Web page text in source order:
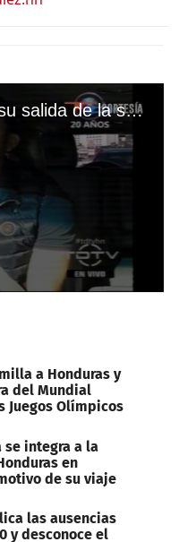
Noel Valladares detalla su salida de la selección y el conflicto que se vivió en Sudáfrica 2010
a Honduras y
del Mundial
Juegos Olímpicos
se integra a la
en
de su viaje
las ausencias
y desconoce el